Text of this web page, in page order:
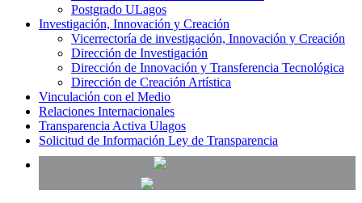
Postgrado ULagos
Investigación, Innovación y Creación
Vicerrectoría de investigación, Innovación y Creación
Dirección de Investigación
Dirección de Innovación y Transferencia Tecnológica
Dirección de Creación Artística
Vinculación con el Medio
Relaciones Internacionales
Transparencia Activa Ulagos
Solicitud de Información Ley de Transparencia